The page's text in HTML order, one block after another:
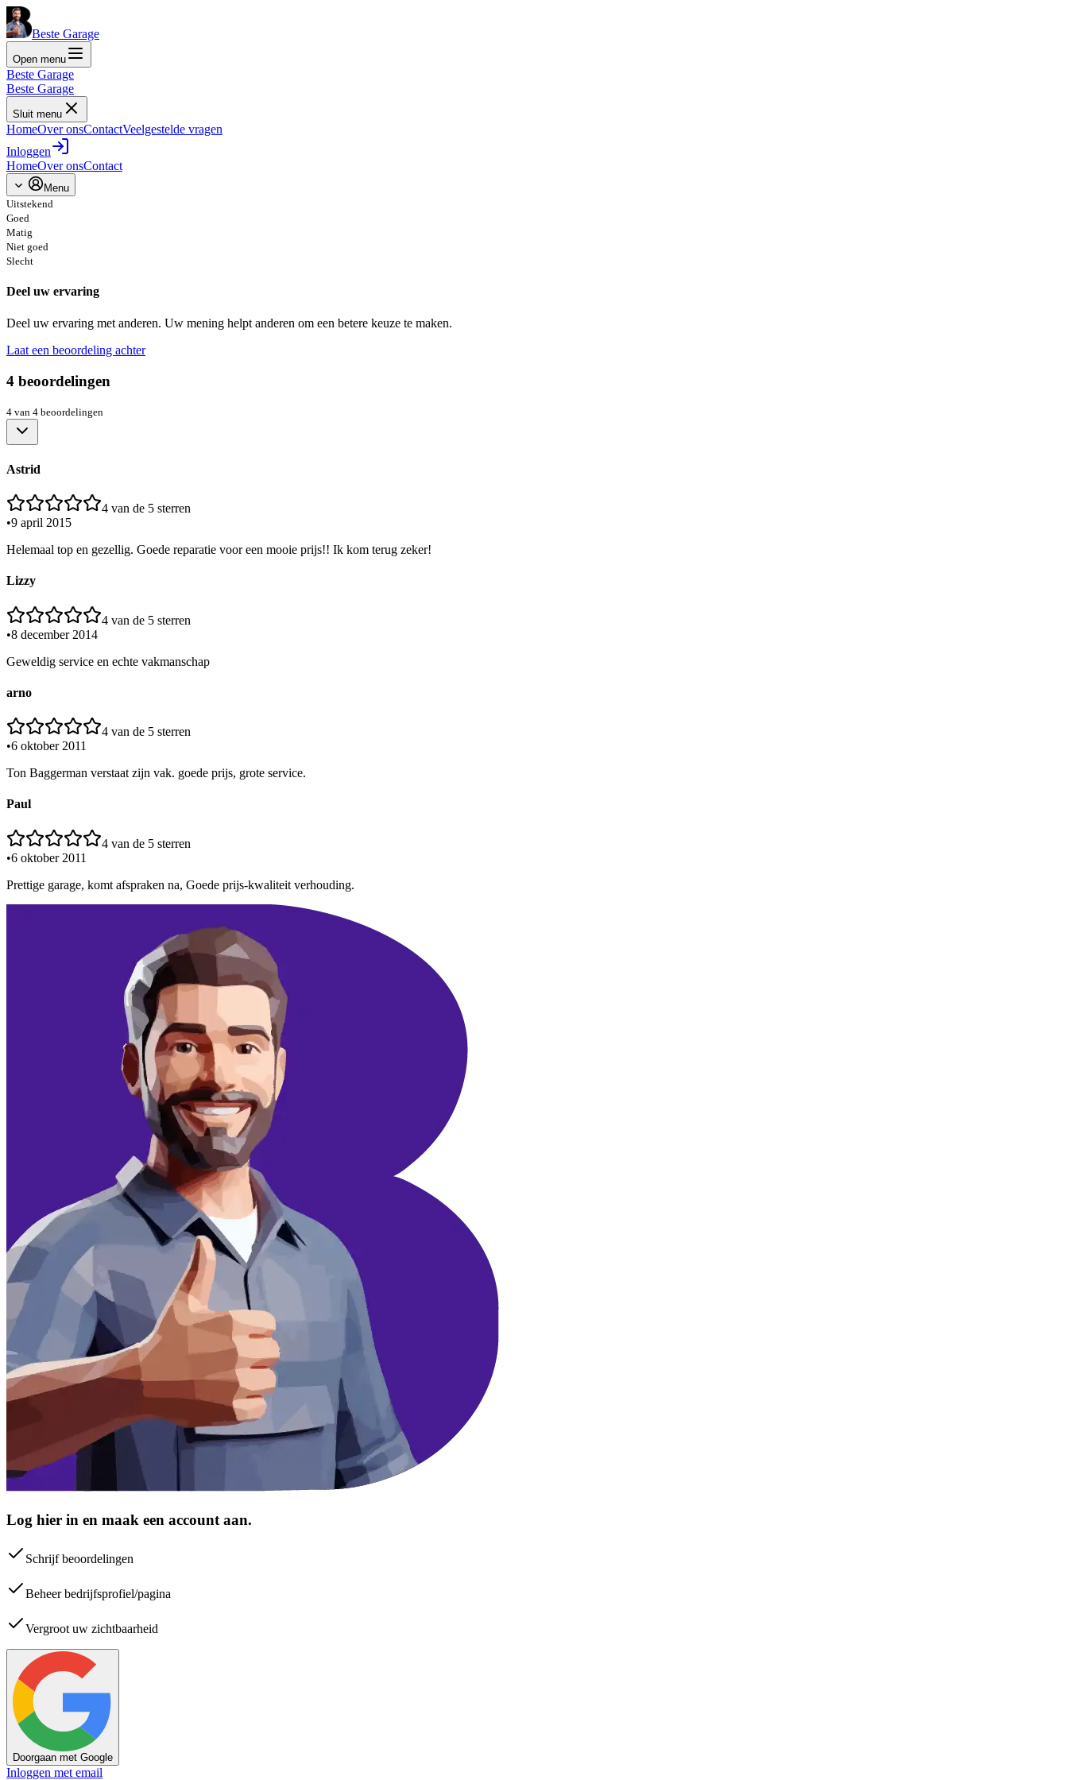
Beste Garage
Open menu
Beste Garage
Beste Garage
Sluit menu
HomeOver onsContactVeelgestelde vragen
Inloggen
HomeOver onsContact
Menu
Uitstekend
Goed
Matig
Niet goed
Slecht
Deel uw ervaring
Deel uw ervaring met anderen. Uw mening helpt anderen om een betere keuze te maken.
Laat een beoordeling achter
4 beoordelingen
4 van 4 beoordelingen
Astrid
4 van de 5 sterren
•9 april 2015
Helemaal top en gezellig. Goede reparatie voor een mooie prijs!! Ik kom terug zeker!
Lizzy
4 van de 5 sterren
•8 december 2014
Geweldig service en echte vakmanschap
arno
4 van de 5 sterren
•6 oktober 2011
Ton Baggerman verstaat zijn vak. goede prijs, grote service.
Paul
4 van de 5 sterren
•6 oktober 2011
Prettige garage, komt afspraken na, Goede prijs-kwaliteit verhouding.
Log hier in en maak een account aan.
Schrijf beoordelingen
Beheer bedrijfsprofiel/pagina
Vergroot uw zichtbaarheid
Doorgaan met Google
Inloggen met email